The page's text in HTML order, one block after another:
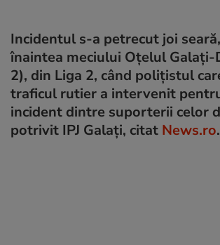
Incidentul s-a petrecut joi
înaintea meciului Oţelul Galaţi-
2), din Liga 2, când polițistul
traficul rutier a intervenit
incident dintre suporterii celor
potrivit IPJ Galați, citat News.ro.